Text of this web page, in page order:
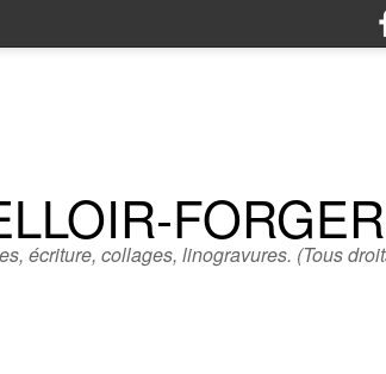
écriture, collages, linogravures. (Tous